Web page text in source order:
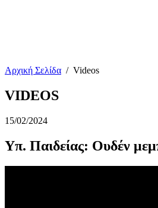
Αρχική Σελίδα / Videos
VIDEOS
15/02/2024
Υπ. Παιδείας: Ουδέν